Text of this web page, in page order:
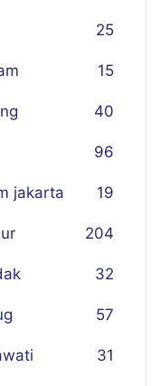
25
15
40
96
jakarta 19
204
32
57
31